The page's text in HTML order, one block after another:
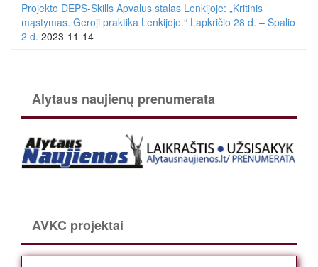
Projekto DEPS-Skills Apvalus stalas Lenkijoje: „Kritinis
mąstymas. Geroji praktika Lenkijoje.“ Lapkričio 28 d. – Spalio
2 d. 2023-11-14
Alytaus naujienų prenumerata
AVKC projektai